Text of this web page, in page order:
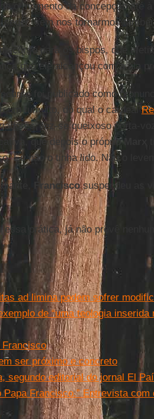
o momento da concepção até
sem nos tornarmos
para os bispos, que
que ele alcançou com a ala
foi publicado como
um tumulto, do qual o cardeal
fez-se queixoso porta-
que depois o próprio
Eu não o tinha lido. Não o
Franciscosuspendeu as
essa prática, já não prevê
ad limina podem sofrer
de “uma teologia inserida
Francisco
ser próximo e concreto
segundo editorial do jornal El
Papa Francisco.” Entrevista